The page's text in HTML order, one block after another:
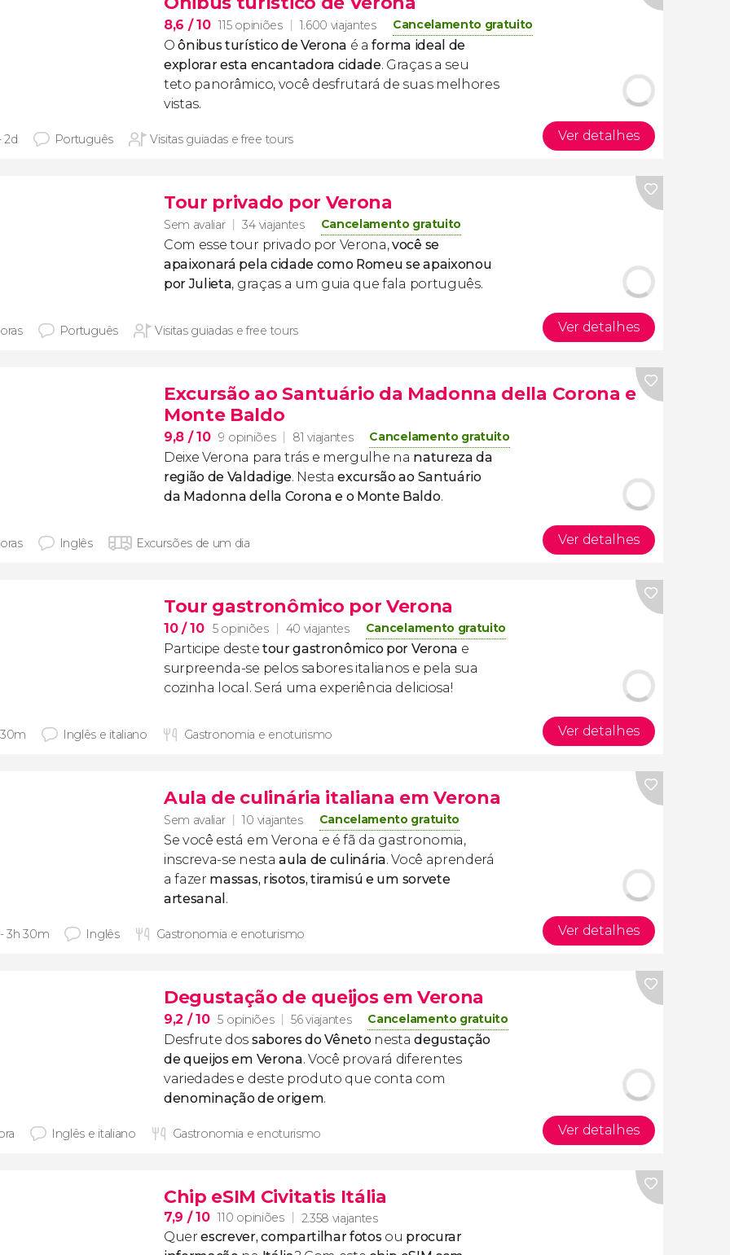
8,6 / 10 115 opiniões 1.600 viajantes Cancelamento gratuito
Oônibus turístico de Verona é aforma ideal de
explorar esta encantadora cidade. Graças a seu
teto panorâmico, você desfrutará de suas melhores
vistas.
2d Português Visitas guiadas e free tours Ver detalhes
Tour privado por Verona
Sem avaliar 34 viajantes Cancelamento gratuito
Com esse tour privado por Verona,você se
apaixonará pela cidade como Romeu se apaixonou
por Julieta, graças a um guia que fala português.
Português Visitas guiadas e free tours Ver detalhes
Excursão ao Santuário da Madonna della Corona e
Monte Baldo
9,8 / 10 9 opiniões 81 viajantes Cancelamento gratuito
Deixe Verona para trás e mergulhe na natureza da
região de Valdadige. Nestaexcursão ao Santuário
da Madonna della Corona e o Monte Baldo.
Inglês Excursões de um dia Ver detalhes
Tour gastronômico por Verona
10/ 10 5 opiniões 40 viajantes Cancelamento gratuito
Participe deste tour gastronômico por Verona e
surpreenda-se pelos sabores italianos e pela sua
cozinha local. Será uma experiência deliciosa!
Inglês e italiano Gastronomia e enoturismo Ver detalhes
Aula de culinária italiana em Verona
Sem avaliar 10 viajantes Cancelamento gratuito
Se você está em Verona e é fã da gastronomia,
inscreva-se nestaaula de culinária. Você aprenderá
a fazer massas, risotos, tiramisú e um sorvete
artesanal .
3h 30m Inglês Gastronomia e enoturismo Ver detalhes
Degustação de queijos em Verona
9,2 / 10 5 opiniões 56 viajantes Cancelamento gratuito
Desfrute dos sabores do Vênetonestadegustação
de queijos em Verona. Você provará diferentes
variedades e deste produto que conta com
denominação de origem.
Inglês e italiano Gastronomia e enoturismo Ver detalhes
Chip eSIM Civitatis Itália
7,9 / 10 110 opiniões 2.358 viajantes
Querescrever, compartilhar fotosou procurar